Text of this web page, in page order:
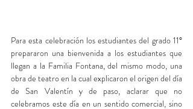
Para esta celebración los estudiantes del grado 11°
prepararon una bienvenida a los estudiantes que
llegan a la Familia Fontana, del mismo modo, una
obra de teatro en la cual explicaron el origen del día
de San Valentín y de paso, aclarar que no
celebramos este día en un sentido comercial, sino